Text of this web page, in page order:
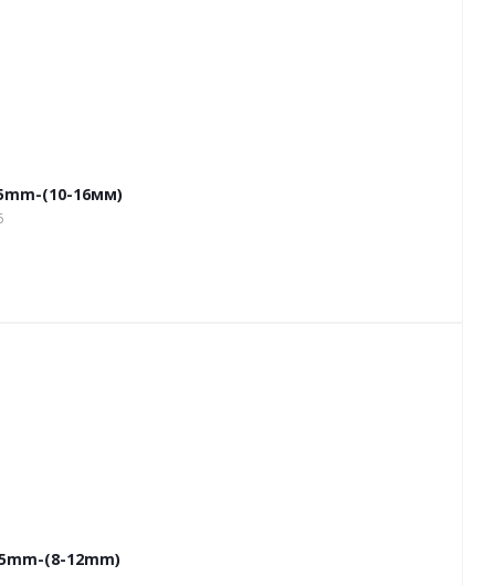
(10-16мм)
(8-12mm)